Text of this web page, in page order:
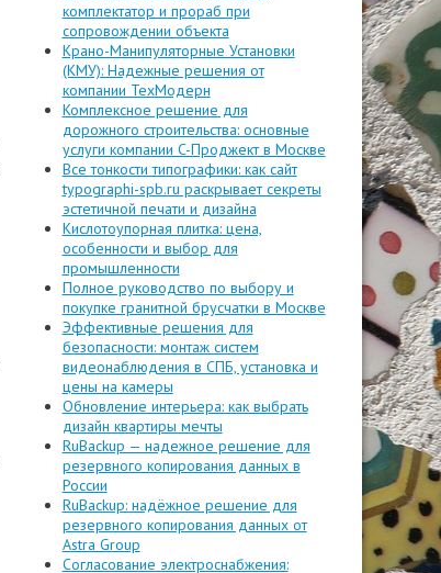
комплектатор и прораб при
сопровождении объекта
Крано-Манипуляторные Установки
(КМУ): Надежные решения от
компании ТехМодерн
Комплексное решение для
дорожного строительства: основные
услуги компании C-Проджект в Москве
Все тонкости типографики: как сайт
typographi-spb.ru раскрывает секреты
эстетичной печати и дизайна
Кислотоупорная плитка: цена,
особенности и выбор для
промышленности
Полное руководство по выбору и
покупке гранитной брусчатки в Москве
Эффективные решения для
безопасности: монтаж систем
видеонаблюдения в СПБ, установка и
цены на камеры
Обновление интерьера: как выбрать
дизайн квартиры мечты
RuBackup — надежное решение для
резервного копирования данных в
России
RuBackup: надёжное решение для
резервного копирования данных от
Astra Group
Согласование электроснабжения: